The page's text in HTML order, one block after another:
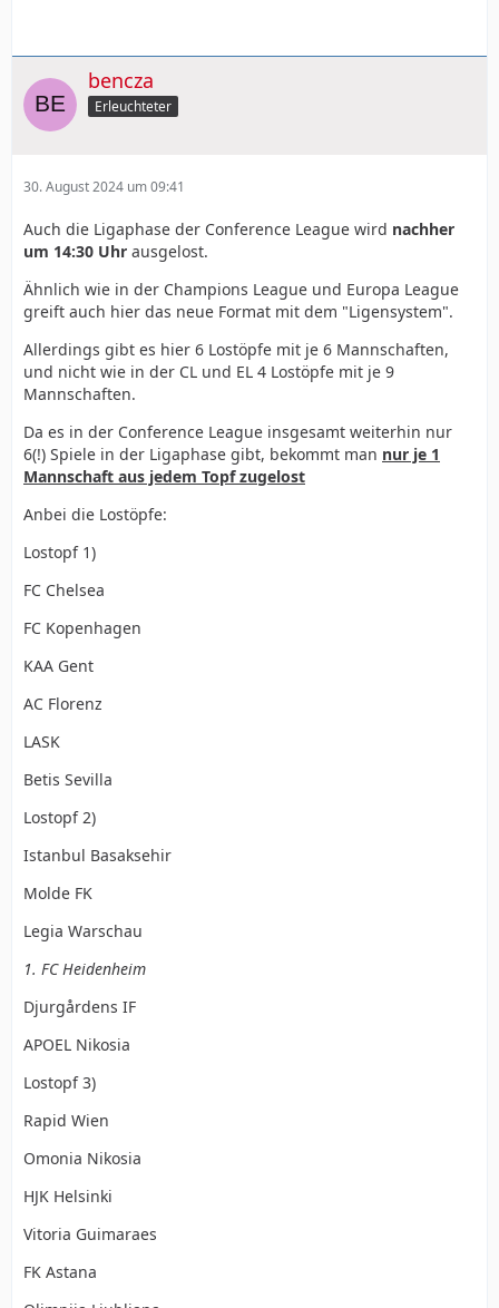
bencza
Erleuchteter
30. August 2024 um 09:41
Auch die Ligaphase der Conference League wird nachher
um 14:30 Uhr ausgelost.
Ähnlich wie in der Champions League und Europa League
greift auch hier das neue Format mit dem "Ligensystem".
Allerdings gibt es hier 6 Lostöpfe mit je 6 Mannschaften,
und nicht wie in der CL und EL 4 Lostöpfe mit je 9
Mannschaften.
Da es in der Conference League insgesamt weiterhin nur
6(!) Spiele in der Ligaphase gibt, bekommt man nur je 1
Mannschaft aus jedem Topf zugelost
Anbei die Lostöpfe:
Lostopf 1)
FC Chelsea
FC Kopenhagen
KAA Gent
AC Florenz
LASK
Betis Sevilla
Lostopf 2)
Istanbul Basaksehir
Molde FK
Legia Warschau
1. FC Heidenheim
Djurgårdens IF
APOEL Nikosia
Lostopf 3)
Rapid Wien
Omonia Nikosia
HJK Helsinki
Vitoria Guimaraes
FK Astana